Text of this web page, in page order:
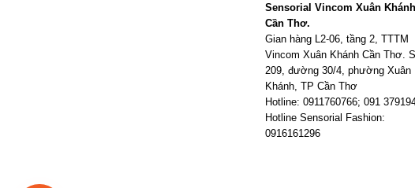
Sensorial Vincom Xuân Khánh
Cần Thơ.
Gian hàng L2-06, tầng 2, TTTM
Vincom Xuân Khánh Cần Thơ.
209, đường 30/4, phường Xuân
Khánh, TP Cần Thơ
Hotline: 0911760766; 091
Hotline Sensorial Fashion:
0916161296